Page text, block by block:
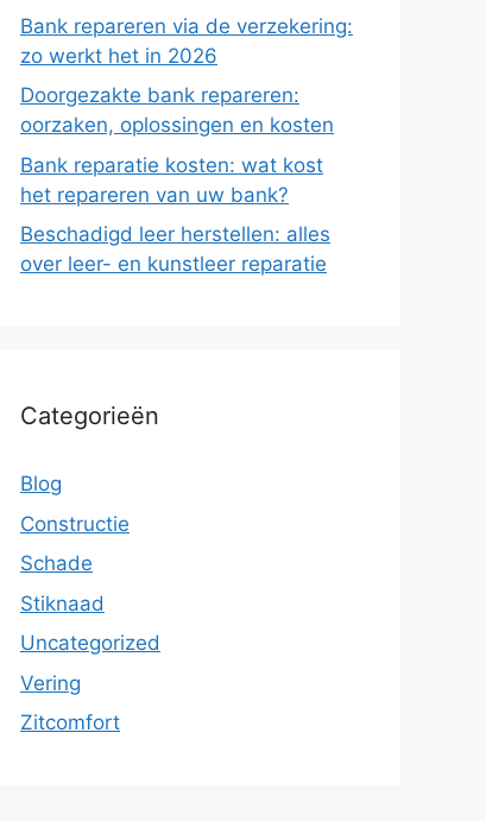
Bank repareren via de verzekering:
zo werkt het in 2026
Doorgezakte bank repareren:
oorzaken, oplossingen en kosten
Bank reparatie kosten: wat kost
het repareren van uw bank?
Beschadigd leer herstellen: alles
over leer- en kunstleer reparatie
Categorieën
Blog
Constructie
Schade
Stiknaad
Uncategorized
Vering
Zitcomfort